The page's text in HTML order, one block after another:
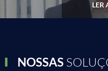
LER
NOSSAS